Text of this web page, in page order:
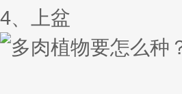
4、上盆